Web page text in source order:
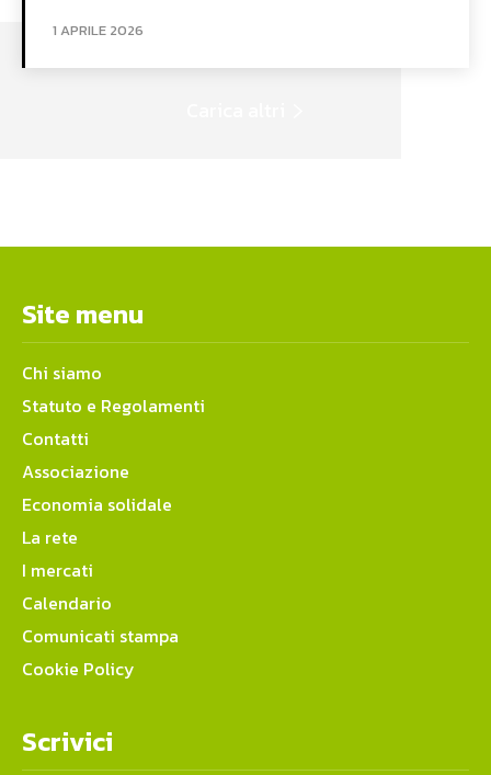
1 APRILE 2026
Site menu
Chi siamo
Statuto e Regolamenti
Contatti
Associazione
Economia solidale
La rete
I mercati
Calendario
Comunicati stampa
Cookie Policy
Scrivici